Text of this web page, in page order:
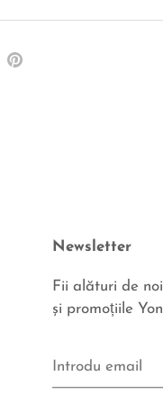
Pin
Fii
Newsletter
Fii alături de
şi promoțiile